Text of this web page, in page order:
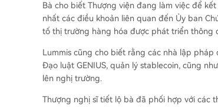
Bà cho biết Thượng viện đang làm việc để
nhất các điều khoản liên quan đến Ủy ban
tố thị trường hàng hóa được phát triển thông
Lummis cũng cho biết rằng các nhà lập
Đạo luật GENIUS, quản lý stablecoin, cũng
lên nghị trường.
Thượng nghị sĩ tiết lộ bà đã phối hợp với các